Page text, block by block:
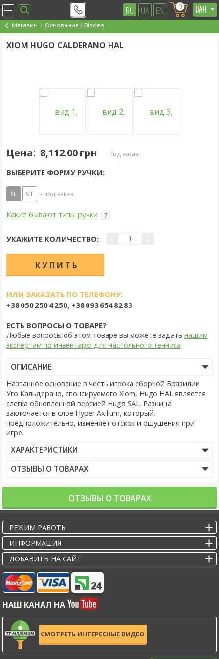
RU UA EN 0
Магазин Основания / Blades
XIOM HUGO CALDERANO HAL
Цена: 8,112.00 грн под заказ
ВЫБЕРИТЕ ФОРМУ РУЧКИ:
FL ST - под заказ
Какие бывают типы ручки
УКАЖИТЕ КОЛИЧЕСТВО:
ИЛИ ЗАКАЗАТЬ ПО ТЕЛЕФОНУ:
+38 050 250 4 250, +38 093 654 82 83
ЕСТЬ ВОПРОСЫ О ТОВАРЕ?
Любые вопросы об этом товаре вы можете задать нашим
экспертам по инвентарю для настольного тенниса
ОПИСАНИЕ
Названное основание в честь игрока сборной Бразилии
Уго Кальдерано, спонсируемого Xiom, Hugo HAL является
слегка обновленной версией Hugo SAL. Разница
заключается в слое Hyper Axilium, который,
предположительно, изменяет отскок и ощущения при
игре.
ХАРАКТЕРИСТИКИ
ОТЗЫВЫ О ТОВАРАХ
ОТЗЫВЫ О ТОВАРАХ
РЕЖИМ РАБОТЫ
ИНФОРМАЦИЯ
ДОБАВИТЬ НА САЙТ
НАШ КАНАЛ НА
СМОТРЕТЬ ИНТЕРЕСНЫЕ ВИДЕО